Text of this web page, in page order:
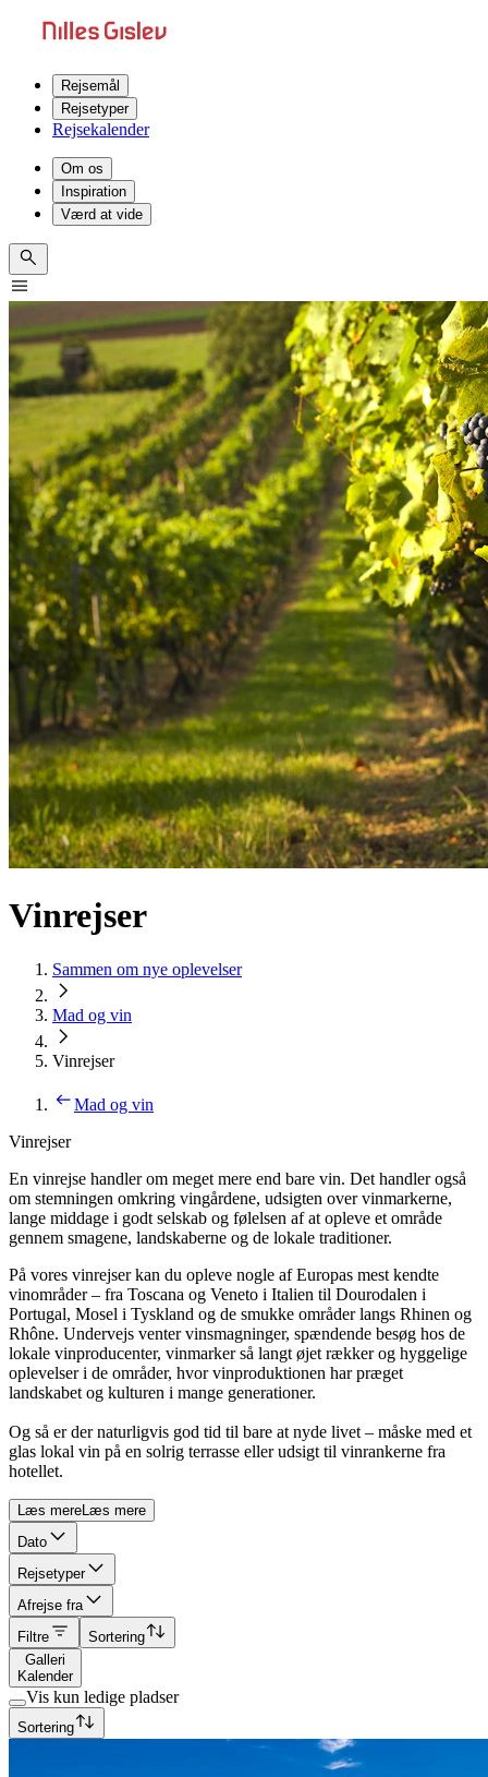
Rejsemål
Rejsetyper
Rejsekalender
Om os
Inspiration
Værd at vide
Vinrejser
Sammen om nye oplevelser
Mad og vin
Vinrejser
Mad og vin
Vinrejser
En vinrejse handler om meget mere end bare vin. Det handler også
om stemningen omkring vingårdene, udsigten over vinmarkerne,
lange middage i godt selskab og følelsen af at opleve et område
gennem smagene, landskaberne og de lokale traditioner.
På vores vinrejser kan du opleve nogle af Europas mest kendte
vinområder – fra Toscana og Veneto i Italien til Dourodalen i
Portugal, Mosel i Tyskland og de smukke områder langs Rhinen og
Rhône. Undervejs venter vinsmagninger, spændende besøg hos de
lokale vinproducenter, vinmarker så langt øjet rækker og hyggelige
oplevelser i de områder, hvor vinproduktionen har præget
landskabet og kulturen i mange generationer.
Og så er der naturligvis god tid til bare at nyde livet – måske med et
glas lokal vin på en solrig terrasse eller udsigt til vinrankerne fra
hotellet.
Læs mere Læs mere
Dato
Rejsetyper
Afrejse fra
Filtre
Sortering
Galleri
Kalender
Vis kun ledige pladser
Sortering